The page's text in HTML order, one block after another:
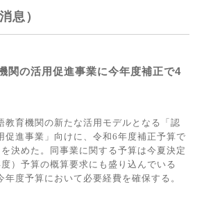
息）
関の活用促進事業に今年度補正で4
教育機関の新たな活用モデルとなる「認
促進事業」向けに、令和6年度補正予算で
決めた。同事業に関する予算は今夏決定
）予算の概算要求にも盛り込んでいる
年度予算において必要経費を確保する。